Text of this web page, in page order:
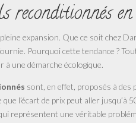
reconditionnés
expansion. Que ce soit chez
Pourquoi cette tendance ?
à une démarche écologique.
sont, en effet, proposés à
l’écart de prix peut aller jusqu’à
représentent une véritable